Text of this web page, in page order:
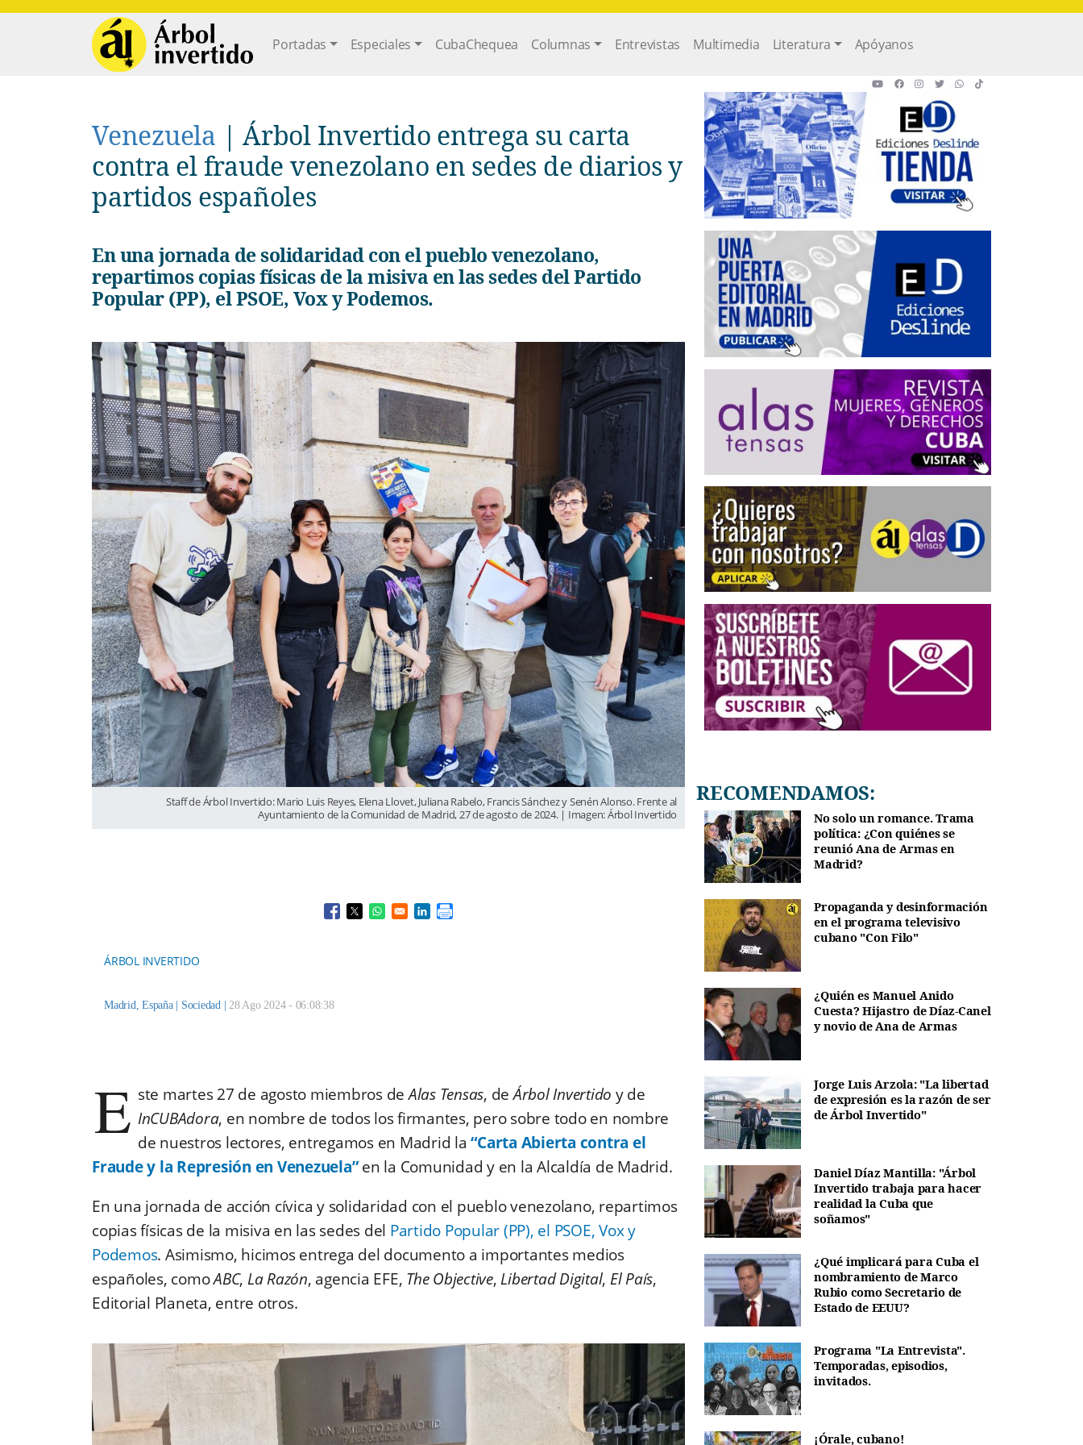
Main navigation
Portadas Especiales CubaChequea Columnas Entrevistas Multimedia Literatura Apóyanos
Venezuela | Árbol Invertido entrega su carta
contra el fraude venezolano en sedes de diarios y
partidos españoles
En una jornada de solidaridad con el pueblo venezolano,
repartimos copias físicas de la misiva en las sedes del Partido
Popular (PP), el PSOE, Vox y Podemos.
Staff de Árbol Invertido: Mario Luis Reyes, Elena Llovet, Juliana Rabelo, Francis Sánchez y Senén Alonso. Frente al
Ayuntamiento de la Comunidad de Madrid, 27 de agosto de 2024. | Imagen: Árbol Invertido
Opens in a new window
Opens in a new window
Opens in a new window
Opens in a new window
ÁRBOL INVERTIDO
Madrid, España | Sociedad | 28 Ago 2024 - 06:08:38
E ste martes 27 de agosto miembros deAlas Tensas, deÁrbol Invertido y de
InCUBAdora, en nombre de todos los firmantes, pero sobre todo en nombre
de nuestros lectores, entregamos en Madrid la“Carta Abierta contra el
Fraude y la Represión en Venezuela”en la Comunidad y en la Alcaldía de Madrid.
En una jornada de acción cívica y solidaridad con el pueblo venezolano, repartimos
copias físicas de la misiva en las sedes del Partido Popular (PP), el PSOE, Vox y
Podemos. Asimismo, hicimos entrega del documento a importantes medios
españoles, comoABC, La Razón, agencia EFE, The Objective, Libertad Digital, El País,
Editorial Planeta, entre otros.
RECOMENDAMOS:
No solo un romance. Trama
política: ¿Con quiénes se
reunió Ana de Armas en
Madrid?
Propaganda y desinformación
en el programa televisivo
cubano "Con Filo"
¿Quién es Manuel Anido
Cuesta? Hijastro de Díaz-Canel
y novio de Ana de Armas
Jorge Luis Arzola: "La libertad
de expresión es la razón de ser
de Árbol Invertido"
Daniel Díaz Mantilla: "Árbol
Invertido trabaja para hacer
realidad la Cuba que
soñamos"
¿Qué implicará para Cuba el
nombramiento de Marco
Rubio como Secretario de
Estado de EEUU?
Programa "La Entrevista".
Temporadas, episodios,
invitados.
¡Órale, cubano!